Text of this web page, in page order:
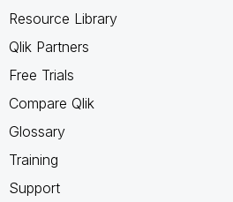
Resource Library
Qlik Partners
Free Trials
Compare Qlik
Glossary
Training
Support